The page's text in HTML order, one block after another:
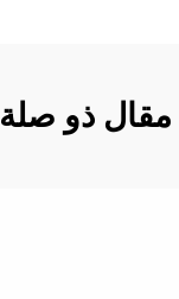
مقال ذو صلة